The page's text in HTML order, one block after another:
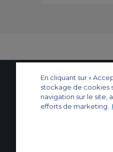
Contactez-nous À propos d'ACS
Protection de la vie privée
En cliquant sur «
stockage de cookies
navigation sur le site,
efforts de marketing.